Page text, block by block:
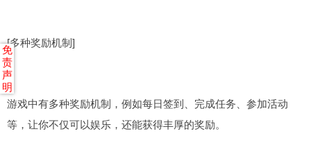
[多种奖励机制]
游戏中有多种奖励机制，例如每日签到、完成任务、参加活动
等，让你不仅可以娱乐，还能获得丰厚的奖励。
免
责
声
明